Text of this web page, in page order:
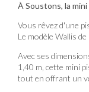
À Soustons, la
Vous rêvez d'une
Le modèle Wallis
Avec ses
1,40 m, cette mini
tout en offrant un